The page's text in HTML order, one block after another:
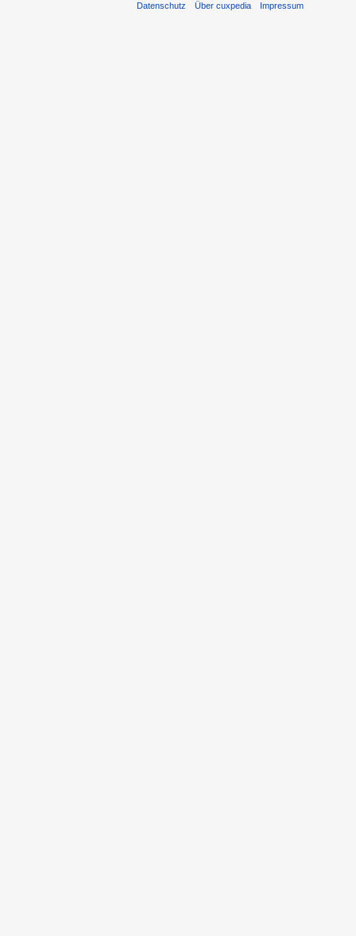
Datenschutz Über cuxpedia Impressum